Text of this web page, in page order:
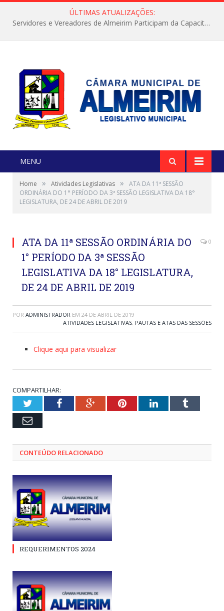
ÚLTIMAS ATUALIZAÇÕES:
Servidores e Vereadores de Almeirim Participam da Capacitação “Orientar é a Nossa Missão”
MENU
Home » Atividades Legislativas »
ATA DA 11ª SESSÃO
ORDINÁRIA DO 1° PERÍODO DA 3ª SESSÃO LEGISLATIVA DA 18°
LEGISLATURA, DE 24 DE ABRIL DE 2019
ATA DA 11ª SESSÃO ORDINÁRIA DO
1° PERÍODO DA 3ª SESSÃO
LEGISLATIVA DA 18° LEGISLATURA,
DE 24 DE ABRIL DE 2019
0
POR ADMINISTRADOR EM 24 DE ABRIL DE 2019
ATIVIDADES LEGISLATIVAS, PAUTAS E ATAS DAS SESSÕES
Clique aqui para visualizar
COMPARTILHAR:
TwitterFacebookGoogle+PinterestLinkedInTumblr
Email
CONTEÚDO RELACIONADO
REQUERIMENTOS 2024